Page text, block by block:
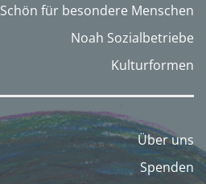
Schön für besondere Menschen
Noah Sozialbetriebe
Kulturformen
Über uns
Spenden